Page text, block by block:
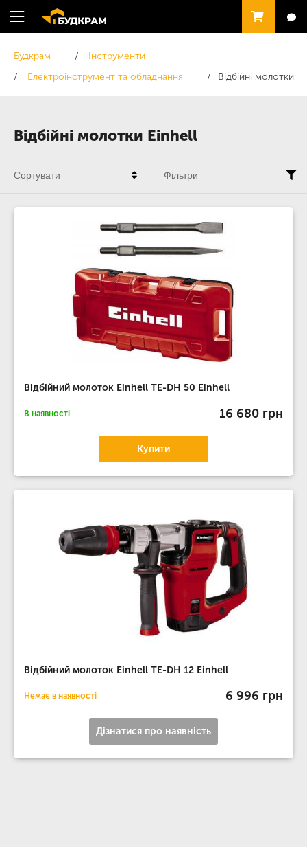
Відбійні молотки Einhell
Будкрам
Інструменти
Електроінструмент та обладнання
Відбійні молотки
Відбійний молоток Einhell TE-DH 50 Einhell
В наявності 16 680 грн
Купити
Відбійний молоток Einhell TE-DH 12 Einhell
Немає в наявності 6 996 грн
Дізнатися про наявність
Сортувати Фільтри